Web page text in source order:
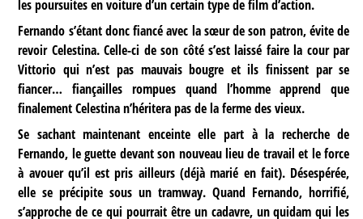
les poursuites en voiture d’un certain type de film d’action.
Fernando s’étant donc fiancé avec la sœur de son patron, évite de
revoir Celestina. Celle-ci de son côté s’est laissé faire la cour par
Vittorio qui n’est pas mauvais bougre et ils finissent par se
fiancer… fiançailles rompues quand l’homme apprend que
finalement Celestina n’héritera pas de la ferme des vieux.
Se sachant maintenant enceinte elle part à la recherche de
Fernando, le guette devant son nouveau lieu de travail et le force
à avouer qu’il est pris ailleurs (déjà marié en fait). Désespérée,
elle se précipite sous un tramway. Quand Fernando, horrifié,
s’approche de ce qui pourrait être un cadavre, un quidam qui les